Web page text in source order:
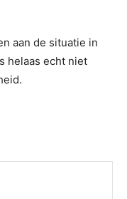
aan de situatie in
helaas echt niet